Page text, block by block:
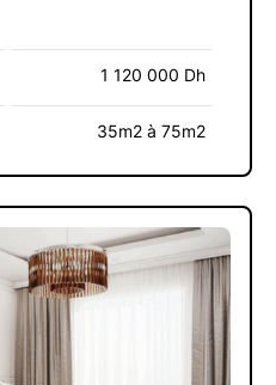
1 120 000 Dh
35m2 à 75m2